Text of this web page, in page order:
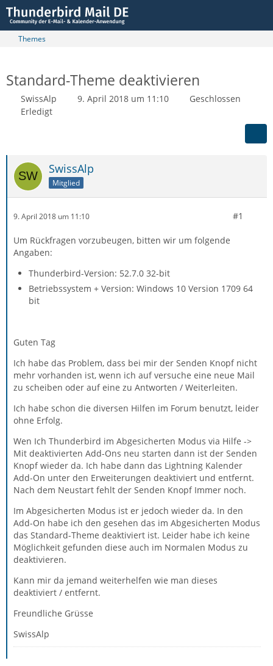
Themes
Standard-Theme deaktivieren
SwissAlp 9. April 2018 um 11:10
Geschlossen
Erledigt
SwissAlp
Mitglied
9. April 2018 um 11:10 #1
Um Rückfragen vorzubeugen, bitten wir um folgende
Angaben:
Thunderbird-Version: 52.7.0 32-bit
Betriebssystem + Version: Windows 10 Version 1709 64
bit
Guten Tag
Ich habe das Problem, dass bei mir der Senden Knopf nicht
mehr vorhanden ist, wenn ich auf versuche eine neue Mail
zu scheiben oder auf eine zu Antworten / Weiterleiten.
Ich habe schon die diversen Hilfen im Forum benutzt, leider
ohne Erfolg.
Wen Ich Thunderbird im Abgesicherten Modus via Hilfe ->
Mit deaktivierten Add-Ons neu starten dann ist der Senden
Knopf wieder da. Ich habe dann das Lightning Kalender
Add-On unter den Erweiterungen deaktiviert und entfernt.
Nach dem Neustart fehlt der Senden Knopf Immer noch.
Im Abgesicherten Modus ist er jedoch wieder da. In den
Add-On habe ich den gesehen das im Abgesicherten Modus
das Standard-Theme deaktiviert ist. Leider habe ich keine
Möglichkeit gefunden diese auch im Normalen Modus zu
deaktivieren.
Kann mir da jemand weiterhelfen wie man dieses
deaktiviert / entfernt.
Freundliche Grüsse
SwissAlp